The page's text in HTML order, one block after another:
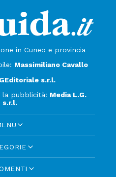
in Cuneo e provincia
Massimiliano Cavallo
s.r.l.
la pubblicità: Media L.G.
s.r.l.